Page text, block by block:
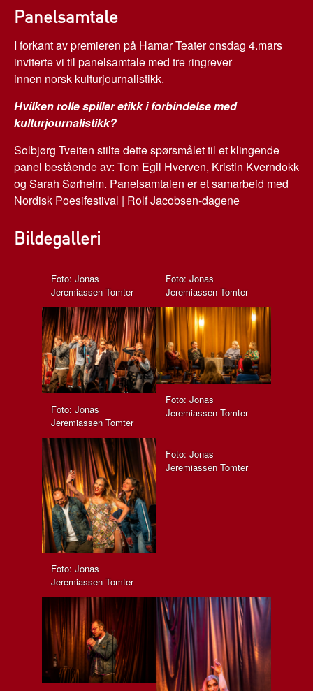
Panelsamtale
I forkant av premieren på Hamar Teater onsdag 4.mars
inviterte vi til panelsamtale med tre ringrever
innen norsk kulturjournalistikk.
Hvilken rolle spiller etikk i forbindelse med
kulturjournalistikk?
Solbjørg Tveiten stilte dette spørsmålet til et klingende
panel bestående av: Tom Egil Hverven, Kristin Kverndokk
og Sarah Sørheim. Panelsamtalen er et samarbeid med
Nordisk Poesifestival | Rolf Jacobsen-dagene
Bildegalleri
Foto: Jonas
Jeremiassen Tomter
Foto: Jonas
Jeremiassen Tomter
Foto: Jonas
Jeremiassen Tomter
Foto: Jonas
Jeremiassen Tomter
Foto: Jonas
Jeremiassen Tomter
Foto: Jonas
Jeremiassen Tomter